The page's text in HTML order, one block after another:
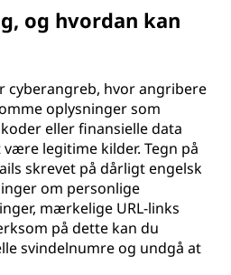
og hvordan kan
cyberangreb, hvor angribere
oplysninger som
eller finansielle data
legitime kilder. Tegn på
skrevet på dårligt engelsk
om personlige
mærkelige URL-links
på dette kan du
svindelnumre og undgå at